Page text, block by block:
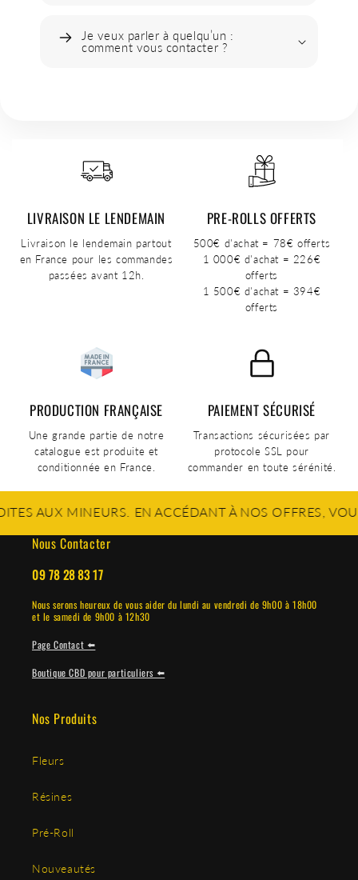
Je veux parler à quelqu’un :
comment vous contacter ?
LIVRAISON LE LENDEMAIN
Livraison le lendemain partout
en France pour les commandes
passées avant 12h.
PRE-ROLLS OFFERTS
500€ d'achat = 78€ offerts
1 000€ d'achat = 226€
offerts
1 500€ d'achat = 394€
offerts
PRODUCTION FRANÇAISE
Une grande partie de notre
catalogue est produite et
conditionnée en France.
PAIEMENT SÉCURISÉ
Transactions sécurisées par
protocole SSL pour
commander en toute sérénité.
MINEURS. EN ACCÉDANT À NOS OFFRES, VOUS
Nous Contacter
09 78 28 83 17
Nous serons heureux de vous aider du lundi au vendredi de 9h00 à 18h00
et le samedi de 9h00 à 12h30
Page Contact ⬅️
Boutique CBD pour particuliers ⬅️
Nos Produits
Fleurs
Résines
Pré-Roll
Nouveautés